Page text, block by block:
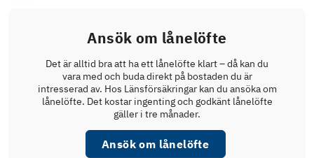
Ansök om lånelöfte
Det är alltid bra att ha ett lånelöfte klart – då kan du
vara med och buda direkt på bostaden du är
intresserad av. Hos Länsförsäkringar kan du ansöka om
lånelöfte. Det kostar ingenting och godkänt lånelöfte
gäller i tre månader.
Ansök om lånelöfte